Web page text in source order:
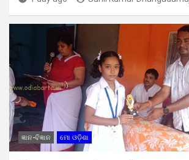
ଜ୍ଞାନ-ବିଜ୍ଞାନ ମୋ ଓଡ଼ିଶା